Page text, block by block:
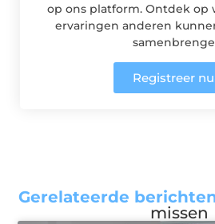
op ons platform. Ontdek op
ervaringen anderen
Registreer nu
Gerelateerde
missen